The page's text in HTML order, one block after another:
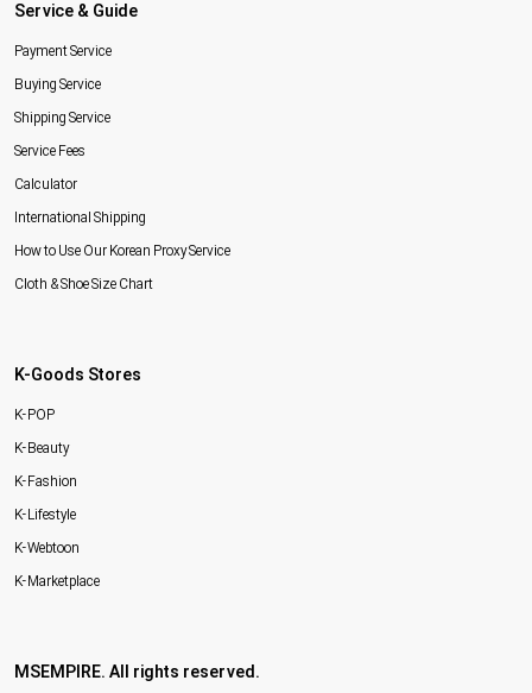
Service & Guide
Payment Service
Buying Service
Shipping Service
Service Fees
Calculator
International Shipping
How to Use Our Korean Proxy Service
Cloth & Shoe Size Chart
K-Goods Stores
K-POP
K-Beauty
K-Fashion
K-Lifestyle
K-Webtoon
K-Marketplace
MSEMPIRE. All rights reserved.